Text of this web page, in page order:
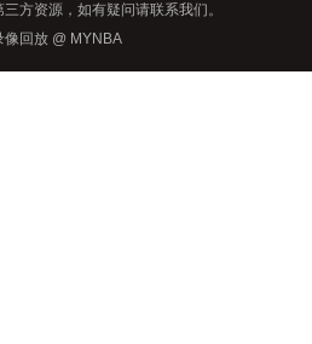
方资源，如有疑问请联系我们。
像回放 @ MYNBA